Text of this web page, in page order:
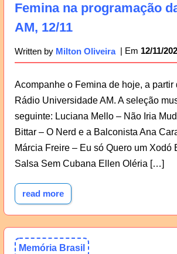
Femina na programação
AM, 12/11
Written by Milton Oliveira 12/11/
Acompanhe o Femina de hoje, a partir
Rádio Universidade AM. A seleção
seguinte: Luciana Mello – Não Iria
Bittar – O Nerd e a Balconista Ana
Márcia Freire – Eu só Quero um Xodó
Salsa Sem Cubana Ellen Oléria […]
read more
Memória Brasil